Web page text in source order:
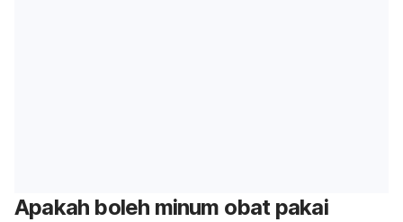
Apakah boleh minum obat pakai